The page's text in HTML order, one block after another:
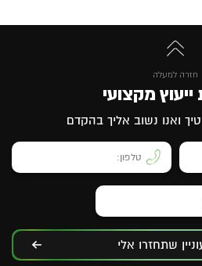
חזרה למעלה
מקצועי
ואנו נשוב אליך בהקדם
שתחזרו אלי